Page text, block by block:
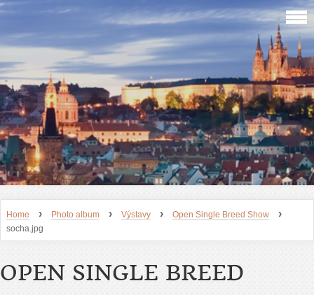
Home › Photo album › Výstavy › Open Single Breed Show ›
socha.jpg
OPEN SINGLE BREED